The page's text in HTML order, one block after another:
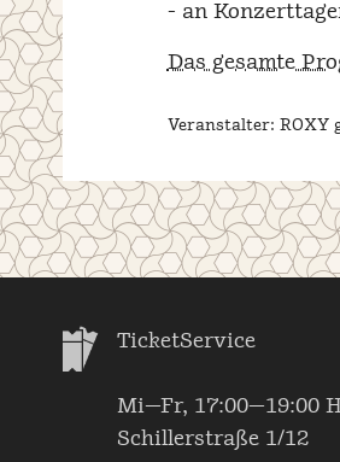
- an
Das gesamte
Veranstalter: ROXY
TicketService
Mi—Fr, 17:00—19:00
Schillerstraße 1/12